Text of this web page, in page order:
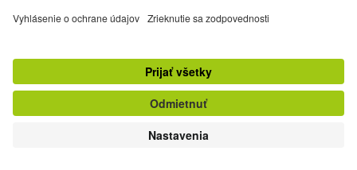
Bioložka a socioložka Hana Librová vychovala spoustu
ekologicky smýšlejících žáků. Kdo jsou „dobrovolně
skromní“, které ve svých knihách zkoumá? A je